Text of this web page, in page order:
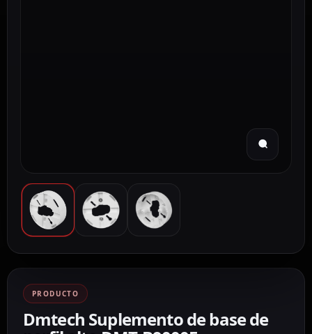
PRODUCTO
Dmtech Suplemento de base de